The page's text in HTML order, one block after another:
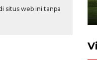
situs web ini tanpa